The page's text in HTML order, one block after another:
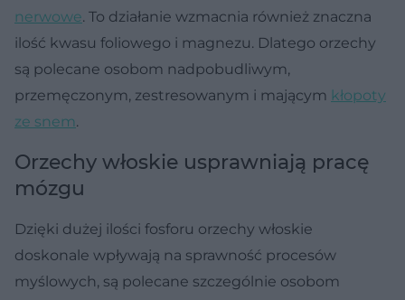
nerwowe. To działanie wzmacnia również znaczna
ilość kwasu foliowego i magnezu. Dlatego orzechy
są polecane osobom nadpobudliwym,
przemęczonym, zestresowanym i mającym kłopoty
ze snem.
Orzechy włoskie usprawniają pracę
mózgu
Dzięki dużej ilości fosforu orzechy włoskie
doskonale wpływają na sprawność procesów
myślowych, są polecane szczególnie osobom